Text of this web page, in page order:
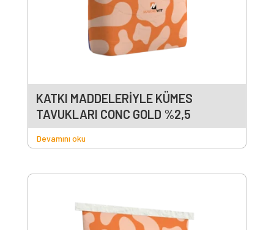
KATKI MADDELERİYLE KÜMES
TAVUKLARI CONC GOLD %2,5
Devamını oku